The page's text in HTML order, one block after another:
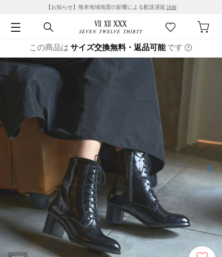
【お知らせ】熊本地域地震の影響による配送遅延 詳細
この商品はサイズ交換無料・返品可能です